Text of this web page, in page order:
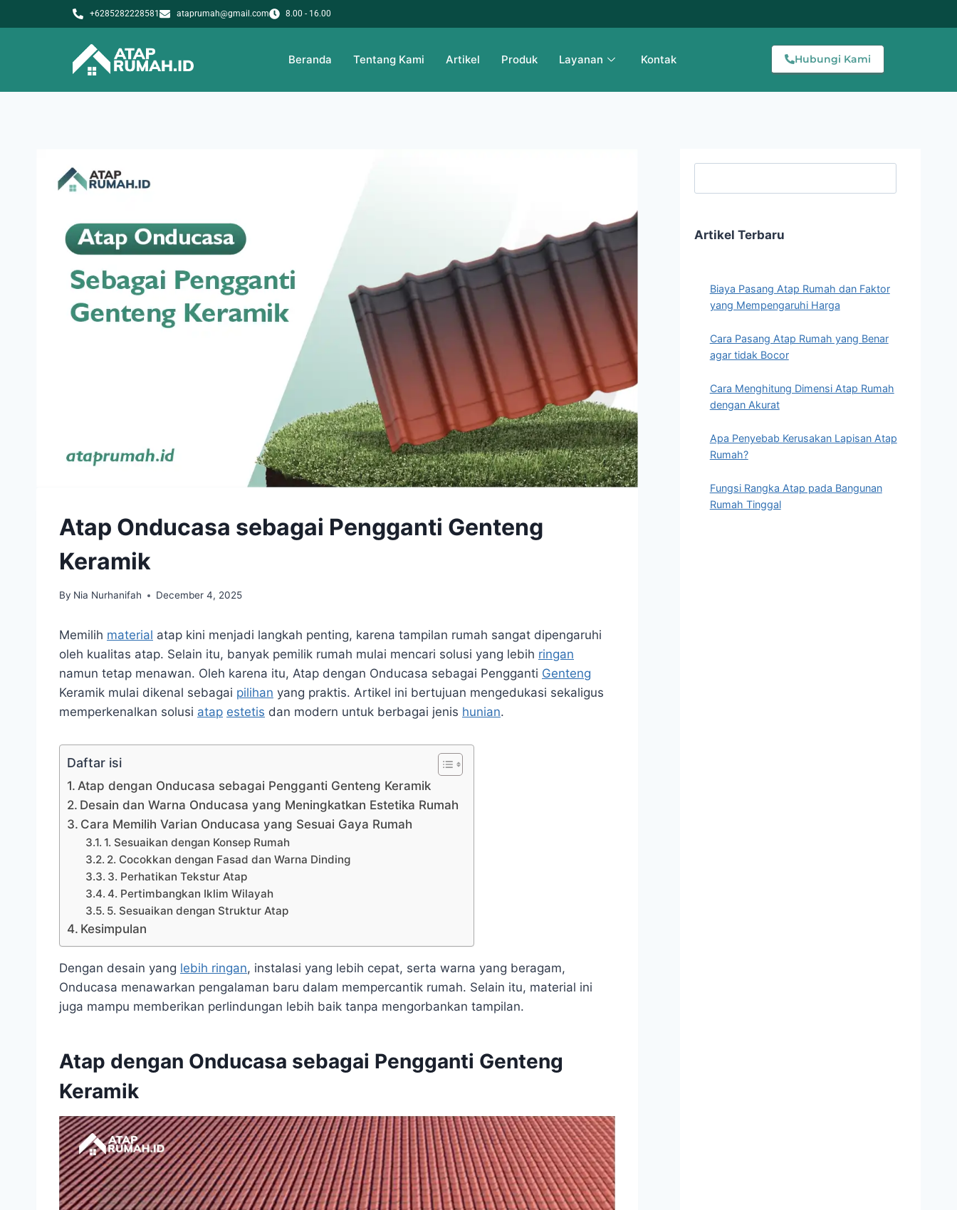
+6285282228581 ataprumah@gmail.com 8.00 - 16.00
Beranda Tentang Kami Artikel Produk Layanan Kontak Hubungi Kami
Atap Onducasa sebagai Pengganti Genteng
Keramik
By Nia Nurhanifah December 4, 2025
Memilih material atap kini menjadi langkah penting, karena tampilan rumah sangat dipengaruhi
oleh kualitas atap. Selain itu, banyak pemilik rumah mulai mencari solusi yang lebih ringan
namun tetap menawan. Oleh karena itu, Atap dengan Onducasa sebagai Pengganti Genteng
Keramik mulai dikenal sebagai pilihan yang praktis. Artikel ini bertujuan mengedukasi sekaligus
memperkenalkan solusi atap estetis dan modern untuk berbagai jenis hunian.
Daftar isi
Atap dengan Onducasa sebagai Pengganti Genteng Keramik
Desain dan Warna Onducasa yang Meningkatkan Estetika Rumah
Cara Memilih Varian Onducasa yang Sesuai Gaya Rumah
1. Sesuaikan dengan Konsep Rumah
2. Cocokkan dengan Fasad dan Warna Dinding
3. Perhatikan Tekstur Atap
4. Pertimbangkan Iklim Wilayah
5. Sesuaikan dengan Struktur Atap
Kesimpulan
Dengan desain yang lebih ringan, instalasi yang lebih cepat, serta warna yang beragam,
Onducasa menawarkan pengalaman baru dalam mempercantik rumah. Selain itu, material ini
juga mampu memberikan perlindungan lebih baik tanpa mengorbankan tampilan.
Atap dengan Onducasa sebagai Pengganti Genteng
Keramik
Artikel Terbaru
Biaya Pasang Atap Rumah dan Faktor
yang Mempengaruhi Harga
Cara Pasang Atap Rumah yang Benar
agar tidak Bocor
Cara Menghitung Dimensi Atap Rumah
dengan Akurat
Apa Penyebab Kerusakan Lapisan Atap
Rumah?
Fungsi Rangka Atap pada Bangunan
Rumah Tinggal